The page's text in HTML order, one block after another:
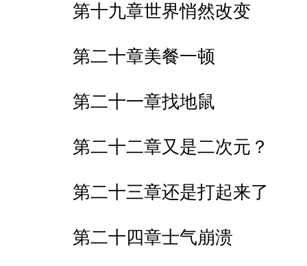
第十九章世界悄然改变
第二十章美餐一顿
第二十一章找地鼠
第二十二章又是二次元？
第二十三章还是打起来了
第二十四章士气崩溃